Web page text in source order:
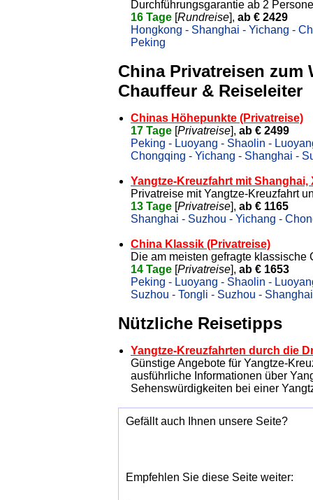
Durchführungsgarantie ab 2
16 Tage [Rundreise], ab € 2429
Hongkong - Shanghai - Yichang -
Peking
China Privatreisen zum
Chauffeur & Reiseleiter
Chinas Höhepunkte (Privatreise)
17 Tage [Privatreise], ab € 2499
Peking - Luoyang - Shaolin -
Chongqing - Yichang - Shanghai -
Yangtze-Kreuzfahrt mit Shanghai,
Privatreise mit Yangtze-Kreuzfahrt
13 Tage [Privatreise], ab € 1165
Shanghai - Suzhou - Yichang -
China Klassik (Privatreise)
Die am meisten gefragte
14 Tage [Privatreise], ab € 1653
Peking - Luoyang - Shaolin -
Suzhou - Tongli - Suzhou - Shanghai
Nützliche Reisetipps
Yangtze-Kreuzfahrten durch die
Günstige Angebote für Yangtze-
ausführliche Informationen über
Sehenswürdigkeiten bei einer
Gefällt auch Ihnen unsere Seite?
Empfehlen Sie diese Seite weiter: